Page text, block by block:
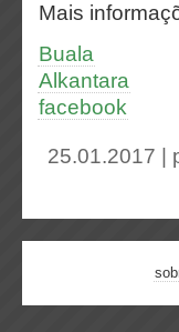
Mais
Buala
Alkantara
facebook
25.01.2017 |